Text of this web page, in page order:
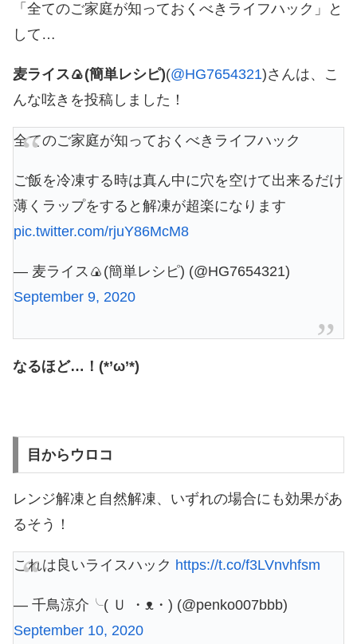
「全てのご家庭が知っておくべきライフハック」と
して…
麦ライス🍙(簡単レシピ)(@HG7654321)さんは、こ
んな呟きを投稿しました！
全てのご家庭が知っておくべきライフハック
ご飯を冷凍する時は真ん中に穴を空けて出来るだけ
薄くラップをすると解凍が超楽になります
pic.twitter.com/rjuY86McM8
— 麦ライス🍙(簡単レシピ) (@HG7654321)
September 9, 2020
なるほど…！(*’ω’*)
目からウロコ
レンジ解凍と自然解凍、いずれの場合にも効果があ
るそう！
これは良いライスハック https://t.co/f3LVnvhfsm
— 千鳥涼介╰( Ｕ ・ᴥ・) (@penko007bbb)
September 10, 2020